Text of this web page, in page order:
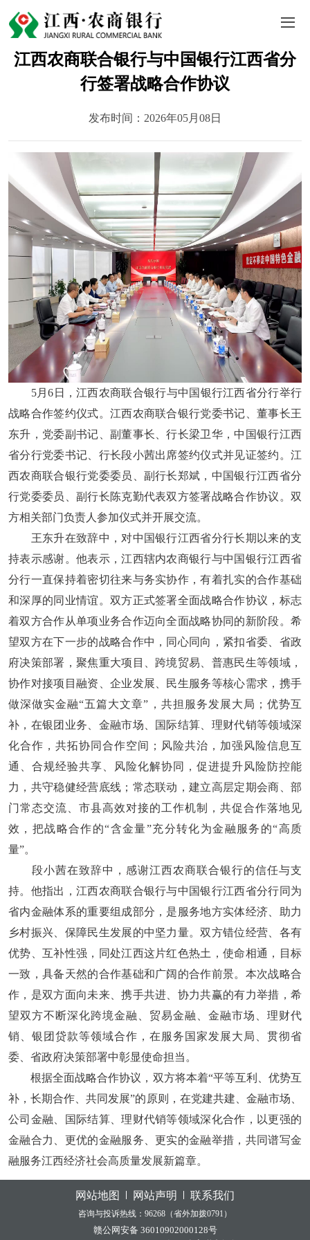
江西农商联合银行与中国银行江西省分
行签署战略合作协议
发布时间：2026年05月08日
5月6日，江西农商联合银行与中国银行江西省分行举行
战略合作签约仪式。江西农商联合银行党委书记、董事长王
东升，党委副书记、副董事长、行长梁卫华，中国银行江西
省分行党委书记、行长段小茜出席签约仪式并见证签约。江
西农商联合银行党委委员、副行长郑斌，中国银行江西省分
行党委委员、副行长陈克勤代表双方签署战略合作协议。双
方相关部门负责人参加仪式并开展交流。
王东升在致辞中，对中国银行江西省分行长期以来的支
持表示感谢。他表示，江西辖内农商银行与中国银行江西省
分行一直保持着密切往来与务实协作，有着扎实的合作基础
和深厚的同业情谊。双方正式签署全面战略合作协议，标志
着双方合作从单项业务合作迈向全面战略协同的新阶段。希
望双方在下一步的战略合作中，同心同向，紧扣省委、省政
府决策部署，聚焦重大项目、跨境贸易、普惠民生等领域，
协作对接项目融资、企业发展、民生服务等核心需求，携手
做深做实金融“五篇大文章”，共担服务发展大局；优势互
补，在银团业务、金融市场、国际结算、理财代销等领域深
化合作，共拓协同合作空间；风险共治，加强风险信息互
通、合规经验共享、风险化解协同，促进提升风险防控能
力，共守稳健经营底线；常态联动，建立高层定期会商、部
门常态交流、市县高效对接的工作机制，共促合作落地见
效，把战略合作的“含金量”充分转化为金融服务的“高质
量”。
段小茜在致辞中，感谢江西农商联合银行的信任与支
持。他指出，江西农商联合银行与中国银行江西省分行同为
省内金融体系的重要组成部分，是服务地方实体经济、助力
乡村振兴、保障民生发展的中坚力量。双方错位经营、各有
优势、互补性强，同处江西这片红色热土，使命相通，目标
一致，具备天然的合作基础和广阔的合作前景。本次战略合
作，是双方面向未来、携手共进、协力共赢的有力举措，希
望双方不断深化跨境金融、贸易金融、金融市场、理财代
销、银团贷款等领域合作，在服务国家发展大局、贯彻省
委、省政府决策部署中彰显使命担当。
根据全面战略合作协议，双方将本着“平等互利、优势互
补，长期合作、共同发展”的原则，在党建共建、金融市场、
公司金融、国际结算、理财代销等领域深化合作，以更强的
金融合力、更优的金融服务、更实的金融举措，共同谱写金
融服务江西经济社会高质量发展新篇章。
网站地图 网站声明 联系我们
咨询与投诉热线：96268（省外加拨0791）
赣公网安备 36010902000128号